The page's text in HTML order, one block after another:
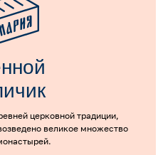
церковной традиции,
великое множество